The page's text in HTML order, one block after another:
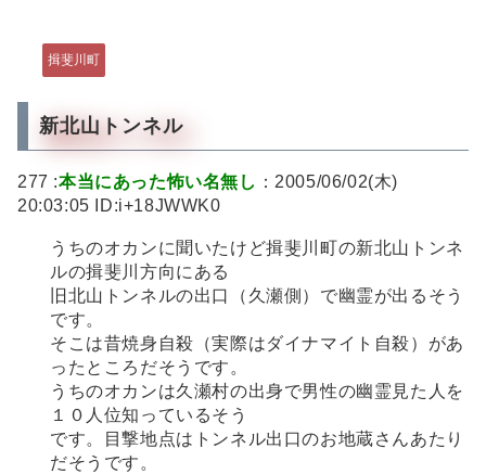
揖斐川町
新北山トンネル
277 :本当にあった怖い名無し ：2005/06/02(木)
20:03:05 ID:i+18JWWK0
うちのオカンに聞いたけど揖斐川町の新北山トンネ
ルの揖斐川方向にある
旧北山トンネルの出口（久瀬側）で幽霊が出るそう
です。
そこは昔焼身自殺（実際はダイナマイト自殺）があ
ったところだそうです。
うちのオカンは久瀬村の出身で男性の幽霊見た人を
１０人位知っているそう
です。目撃地点はトンネル出口のお地蔵さんあたり
だそうです。